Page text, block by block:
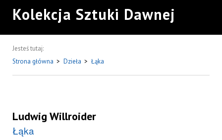
Kolekcja Sztuki Dawnej
Jesteś tutaj:
Strona główna > Dzieła > Łąka
Ludwig Willroider
Łąka